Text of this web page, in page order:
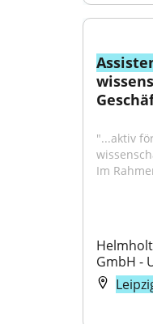
"...aktiv
Im
GmbH -